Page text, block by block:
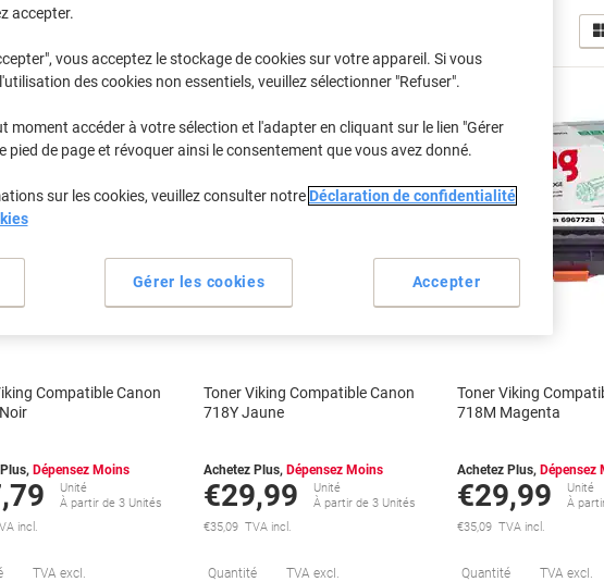
Compatible Canon
Dépensez Moins
Unité
À partir de 3 Unités
incl.
TVA excl.
Économies
Cadeau
gratuit
Responsable
Toner Viking Compatible Canon
718Y Jaune
Achetez Plus, Dépensez Moins
€29,99
Unité
À partir de 3 Unités
€35,09 TVA incl.
Quantité TVA excl.
Économies
Marque
Cadeau
gratuit
Responsable
Toner Viking
718M Magenta
Achetez Plus, Dépensez
€29,99
Unité
À
€35,09 TVA incl.
Quantité TVA excl.
accepter.
vous acceptez le stockage de cookies sur votre appareil. Si vous
des cookies non essentiels, veuillez sélectionner "Refuser".
moment accéder à votre sélection et l'adapter en cliquant sur le lien "Gérer
pied de page et révoquer ainsi le consentement que vous avez donné.
sur les cookies, veuillez consulter notre Déclaration de confidentialité
Gérer les cookies Accepter